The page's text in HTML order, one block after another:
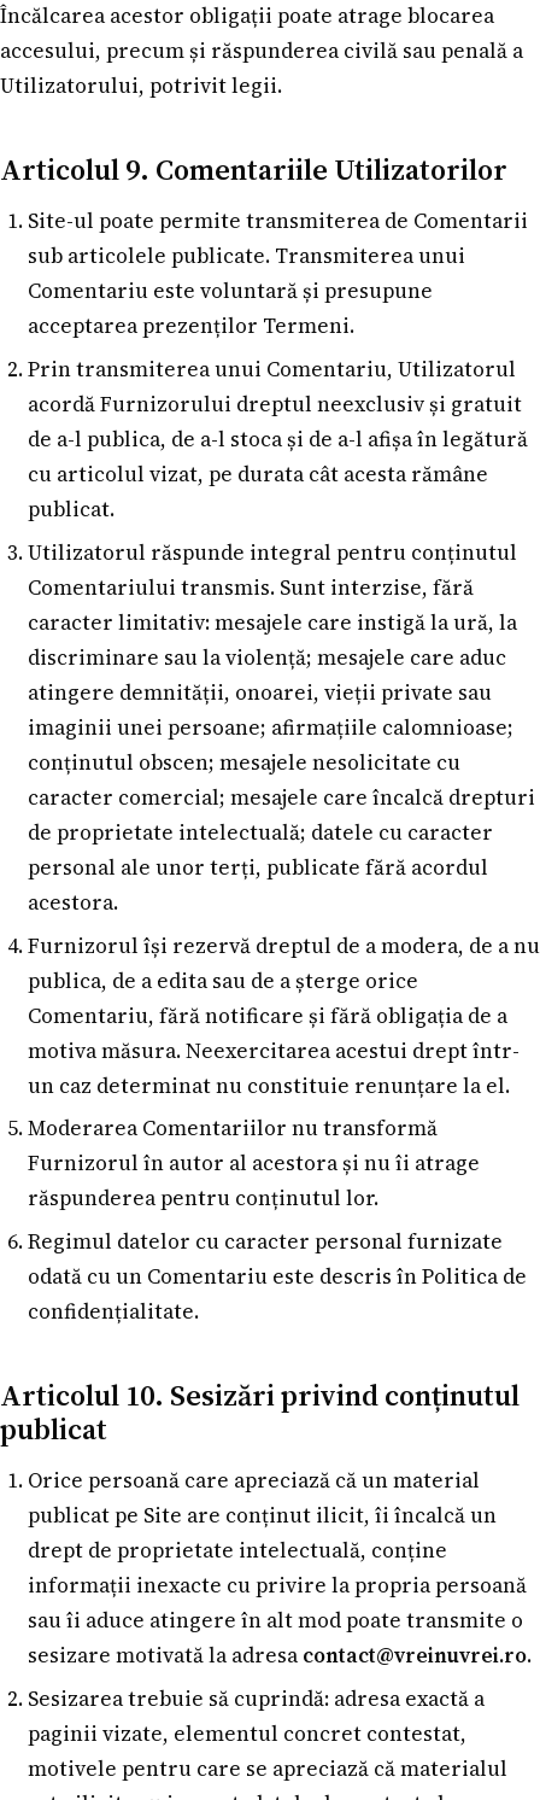
Încălcarea acestor obligații poate atrage blocarea
accesului, precum și răspunderea civilă sau penală a
Utilizatorului, potrivit legii.
Articolul 9. Comentariile Utilizatorilor
Site-ul poate permite transmiterea de Comentarii
sub articolele publicate. Transmiterea unui
Comentariu este voluntară și presupune
acceptarea prezenților Termeni.
Prin transmiterea unui Comentariu, Utilizatorul
acordă Furnizorului dreptul neexclusiv și gratuit
de a-l publica, de a-l stoca și de a-l afișa în legătură
cu articolul vizat, pe durata cât acesta rămâne
publicat.
Utilizatorul răspunde integral pentru conținutul
Comentariului transmis. Sunt interzise, fără
caracter limitativ: mesajele care instigă la ură, la
discriminare sau la violență; mesajele care aduc
atingere demnității, onoarei, vieții private sau
imaginii unei persoane; afirmațiile calomnioase;
conținutul obscen; mesajele nesolicitate cu
caracter comercial; mesajele care încalcă drepturi
de proprietate intelectuală; datele cu caracter
personal ale unor terți, publicate fără acordul
acestora.
Furnizorul își rezervă dreptul de a modera, de a nu
publica, de a edita sau de a șterge orice
Comentariu, fără notificare și fără obligația de a
motiva măsura. Neexercitarea acestui drept într-
un caz determinat nu constituie renunțare la el.
Moderarea Comentariilor nu transformă
Furnizorul în autor al acestora și nu îi atrage
răspunderea pentru conținutul lor.
Regimul datelor cu caracter personal furnizate
odată cu un Comentariu este descris în Politica de
confidențialitate.
Articolul 10. Sesizări privind conținutul
publicat
Orice persoană care apreciază că un material
publicat pe Site are conținut ilicit, îi încalcă un
drept de proprietate intelectuală, conține
informații inexacte cu privire la propria persoană
sau îi aduce atingere în alt mod poate transmite o
sesizare motivată la adresa contact@vreinuvrei.ro.
Sesizarea trebuie să cuprindă: adresa exactă a
paginii vizate, elementul concret contestat,
motivele pentru care se apreciază că materialul